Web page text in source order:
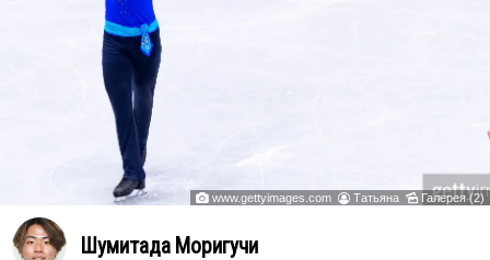
 www.gettyimages.com  Татьяна  Галерея (2)
Шумитада Моригучи